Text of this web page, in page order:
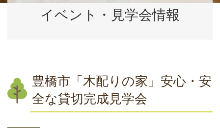
イベント・見学会情報
豊橋市「木配りの家」安心・安
全な貸切完成見学会